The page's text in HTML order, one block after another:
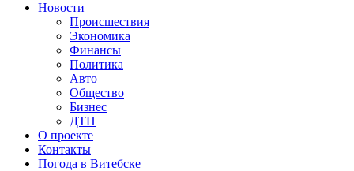
Новости
Происшествия
Экономика
Финансы
Политика
Авто
Общество
Бизнес
ДТП
О проекте
Контакты
Погода в Витебске